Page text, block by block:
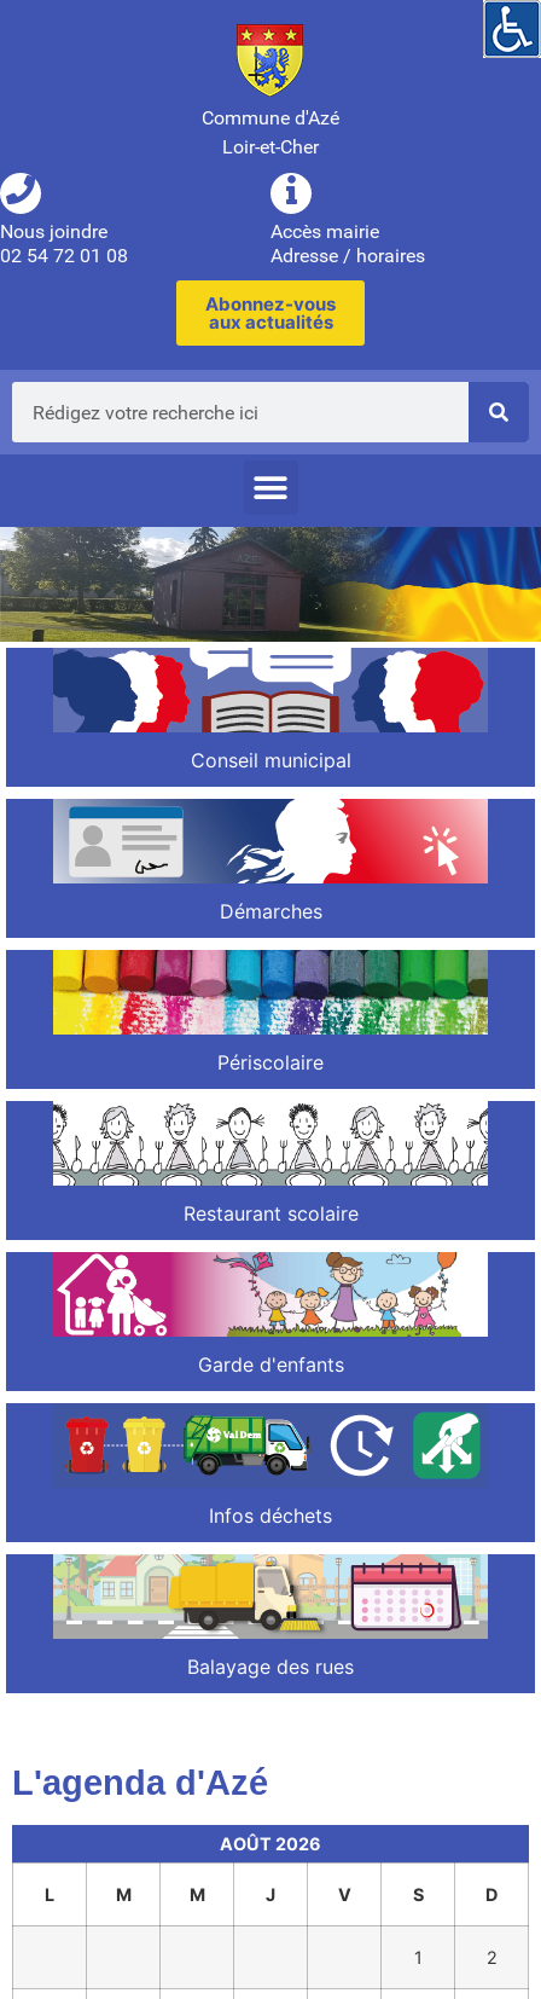
Commune d'Azé
Loir-et-Cher
Nous joindre
02 54 72 01 08
Accès mairie
Adresse / horaires
Abonnez-vous
aux actualités
Conseil municipal
Démarches
Périscolaire
Restaurant scolaire
Garde d'enfants
Infos déchets
Balayage des rues
L'agenda d'Azé
AOÛT 2026
L M M J V S D
1 2